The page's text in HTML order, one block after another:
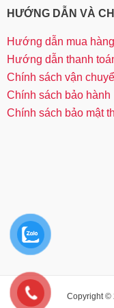
HƯỚNG DẪN VÀ
Hướng dẫn mua hàng
Hướng dẫn thanh
Chính sách vận
Chính sách bảo hành
Chính sách bảo mật
Copyright ©